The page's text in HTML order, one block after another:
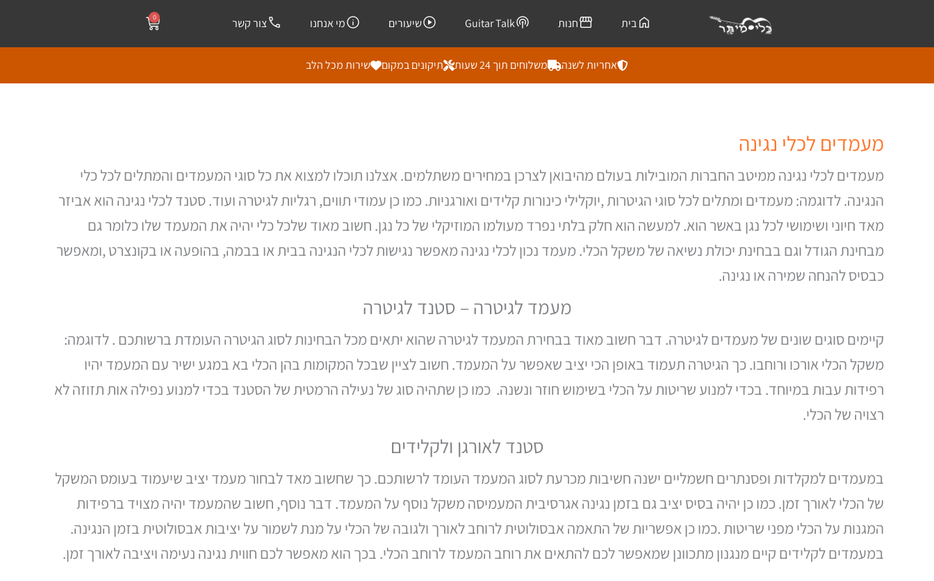
בית חנות Guitar Talk שיעורים מי אנחנו צור קשר 0
עגלת
קניות
אחריות לשנה משלוחים תוך 24 שעות תיקונים במקום שירות מכל הלב
מעמדים לכלי נגינה
מעמדים לכלי נגינה ממיטב החברות המובילות בעולם מהיבואן לצרכן במחירים משתלמים. אצלנו תוכלו למצוא את כל סוגי המעמדים והמתלים לכל כלי
הנגינה. לדוגמה: מעמדים ומתלים לכל סוגי הגיטרות ,יוקלילי כינורות קלידים ואורגניות. כמו כן עמודי תווים, רגליות לגיטרה ועוד. סטנד לכלי נגינה הוא אביזר
מאד חיוני ושימושי לכל נגן באשר הוא. למעשה הוא חלק בלתי נפרד מעולמו המוזיקלי של כל נגן. חשוב מאוד שלכל כלי יהיה את המעמד שלו כלומר גם
מבחינת הגודל וגם בבחינת יכולת נשיאה של משקל הכלי. מעמד נכון לכלי נגינה מאפשר נגישות לכלי הנגינה בבית או בבמה, בהופעה או בקונצרט ,ומאפשר
כבסיס להנחה שמירה או נגינה.
מעמד לגיטרה – סטנד לגיטרה
קיימים סוגים שונים של מעמדים לגיטרה. דבר חשוב מאוד בבחירת המעמד לגיטרה שהוא יתאים מכל הבחינות לסוג הגיטרה העומדת ברשותכם . לדוגמה:
משקל הכלי אורכו ורוחבו. כך הגיטרה תעמוד באופן הכי יציב שאפשר על המעמד. חשוב לציין שבכל המקומות בהן הכלי בא במגע ישיר עם המעמד יהיו
רפידות עבות במיוחד. בכדי למנוע שריטות על הכלי בשימוש חוזר ונשנה. כמו כן שתהיה סוג של נעילה הרמטית של הסטנד בכדי למנוע נפילה אות תזוזה לא
רצויה של הכלי.
סטנד לאורגן ולקלידים
במעמדים למקלדות ופסנתרים חשמליים ישנה חשיבות מכרעת לסוג המעמד העומד לרשותכם. כך שחשוב מאד לבחור מעמד יציב שיעמוד בעומס המשקל
של הכלי לאורך זמן. כמו כן יהיה בסיס יציב גם בזמן נגינה אגרסיבית המעמיסה משקל נוסף על המעמד. דבר נוסף, חשוב שהמעמד יהיה מצויד ברפידות
המגנות על הכלי מפני שריטות .כמו כן אפשריות של התאמה אבסולוטית לרוחב לאורך ולגובה של הכלי על מנת לשמור על יציבות אבסולוטית בזמן הנגינה.
במעמדים לקלידים קיים מנגנון מתכוונן שמאפשר לכם להתאים את רוחב המעמד לרוחב הכלי. בכך הוא מאפשר לכם חווית נגינה נעימה ויציבה לאורך זמן.